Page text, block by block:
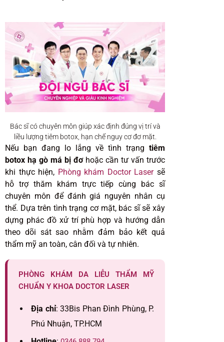
Bác sĩ có chuyên môn giúp xác định đúng vị trí và
liều lượng tiêm botox, hạn chế nguy cơ đơ mặt.
Nếu bạn đang lo lắng về tình trạng tiêm
botox hạ gò má bị đơhoặc cần tư vấn trước
khi thực hiện, Phòng khám Doctor Lasersẽ
hỗ trợ thăm khám trực tiếp cùng bác sĩ
chuyên môn để đánh giá nguyên nhân cụ
thể. Dựa trên tình trạng cơ mặt, bác sĩ sẽ xây
dựng phác đồ xử trí phù hợp và hướng dẫn
theo dõi sát sao nhằm đảm bảo kết quả
thẩm mỹ an toàn, cân đối và tự nhiên.
PHÒNG KHÁM DA LIỄU THẨM MỸ
CHUẨN Y KHOA DOCTOR LASER
Địa chỉ: 33Bis Phan Đình Phùng, P.
Phú Nhuận, TP.HCM